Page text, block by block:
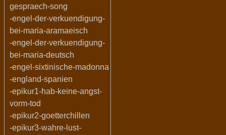
gespraech-song
-engel-der-verkuendigung-
bei-maria-aramaeisch
-engel-der-verkuendigung-
bei-maria-deutsch
-engel-sixtinische-madonna
-england-spanien
-epikur1-hab-keine-angst-
vorm-tod
-epikur2-goetterchillen
-epikur3-wahre-lust-